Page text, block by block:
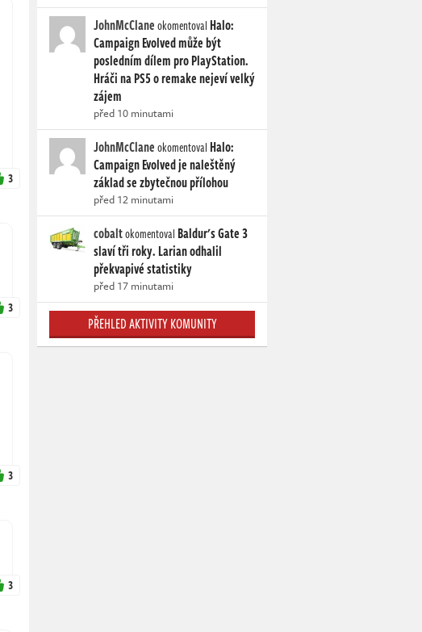
3
3
3
3
JohnMcClaneokomentoval Halo:
Campaign Evolved může být
posledním dílem pro PlayStation.
Hráči na PS5 o remake nejeví velký
zájem
před 10 minutami
JohnMcClaneokomentoval Halo:
Campaign Evolved je naleštěný
základ se zbytečnou přílohou
před 12 minutami
cobaltokomentoval Baldur's Gate 3
slaví tři roky. Larian odhalil
překvapivé statistiky
před 17 minutami
PŘEHLED AKTIVITY KOMUNITY